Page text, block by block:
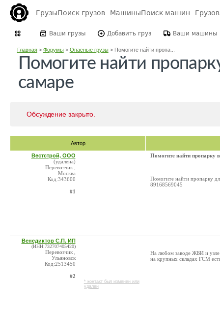
ГрузыПоиск грузов МашиныПоиск машин
Ваши грузы Добавить груз Ваши машины
Главная> Форумы> Опасные грузы> Помогите найти пропа...
Помогите найти
самаре
Обсуждение закрыто.
Автор
Вестстрой, ООО
(удалена)
Перевозчик ,
Москва
Код:343600
#1
Помогите найти пропарку
Помогите найти пропарку
89168569045
Венедиктов С.П. ИП
(ИНН:732707405420)
Перевозчик ,
Ульяновск
Код:2513450
#2
* контакт был изменен или
удален
На любом заводе ЖБИ и узле
на крупных складах ГСМ